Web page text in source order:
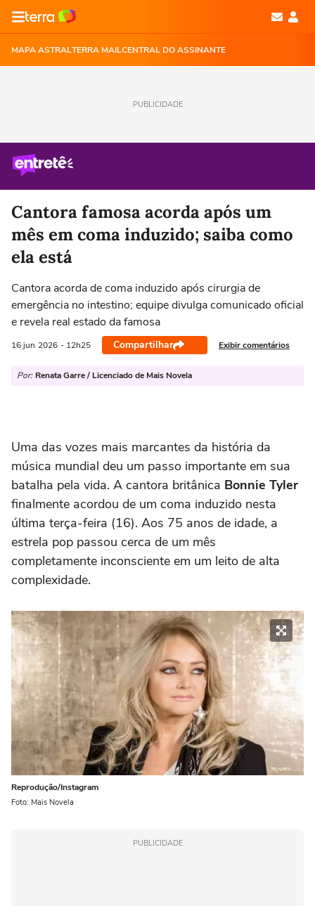
MAPA ASTRALTERRA MAILCENTRAL DO ASSINANTE
PUBLICIDADE
Cantora famosa acorda após um
mês em coma induzido; saiba como
ela está
Cantora acorda de coma induzido após cirurgia de
emergência no intestino; equipe divulga comunicado oficial
e revela real estado da famosa
16 jun 2026 - 12h25 Compartilhar Exibir comentários
Por: Renata Garre / Licenciado de Mais Novela
Uma das vozes mais marcantes da história da
música mundial deu um passo importante em sua
batalha pela vida. A cantora britânica Bonnie Tyler
finalmente acordou de um coma induzido nesta
última terça-feira (16). Aos 75 anos de idade, a
estrela pop passou cerca de um mês
completamente inconsciente em um leito de alta
complexidade.
Reprodução/Instagram
Foto: Mais Novela
PUBLICIDADE